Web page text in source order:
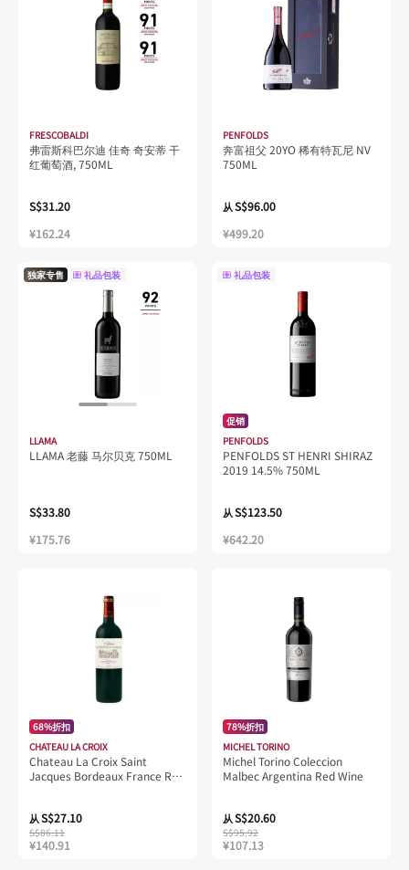
FRESCOBALDI
弗雷斯科巴尔迪 佳奇 奇安蒂 干
红葡萄酒, 750ML
S$31.20
¥162.24
PENFOLDS
奔富祖父 20YO 稀有特瓦尼 NV
750ML
从S$96.00
¥499.20
独家专售 礼品包装
LLAMA
LLAMA 老藤 马尔贝克 750ML
S$33.80
¥175.76
礼品包装
促销
PENFOLDS
PENFOLDS ST HENRI SHIRAZ
2019 14.5% 750ML
从S$123.50
¥642.20
68%折扣
CHATEAU LA CROIX
Chateau La Croix Saint
Jacques Bordeaux France Red
从S$27.10
S$86.11
¥140.91
78%折扣
MICHEL TORINO
Michel Torino Coleccion
Malbec Argentina Red Wine
从S$20.60
S$95.92
¥107.13